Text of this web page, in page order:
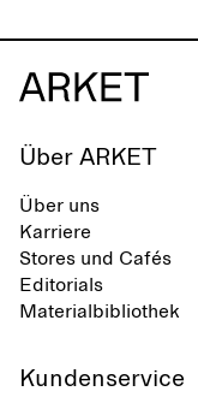
Über ARKET
Über uns
Karriere
Stores und Cafés
Editorials
Materialbibliothek
Kundenservice